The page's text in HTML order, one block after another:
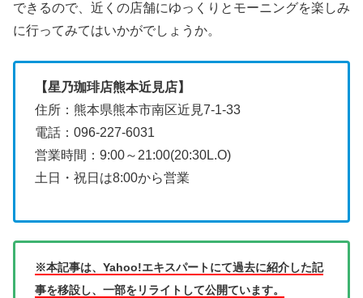
できるので、近くの店舗にゆっくりとモーニングを楽しみ
に行ってみてはいかがでしょうか。
【星乃珈琲店熊本近見店】
住所：熊本県熊本市南区近見7-1-33
電話：096-227-6031
営業時間：9:00～21:00(20:30L.O)
土日・祝日は8:00から営業
※本記事は、Yahoo!エキスパートにて過去に紹介した記
事を移設し、一部をリライトして公開ています。